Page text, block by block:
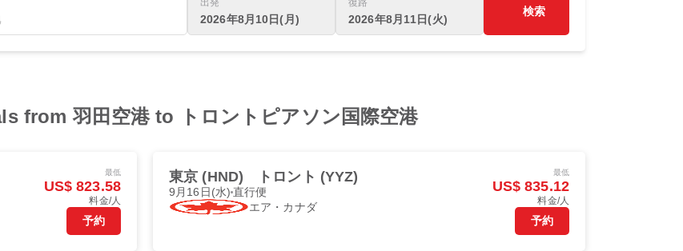
出発
2026年8月10日(月)
復路
2026年8月11日(火)
検索
from 羽田空港 to トロントピアソン国際空港
最低
US$ 823.58
料金/人
予約
東京 (HND) トロント (YYZ)
9月16日(水)直行便
エア・カナダ
最低
US$ 835.12
料金/人
予約